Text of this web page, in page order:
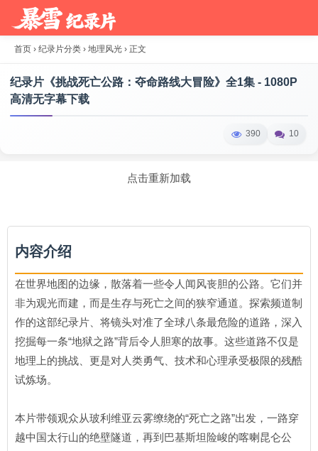
首页 › 纪录片分类 › 地理风光 › 正文
纪录片《挑战死亡公路：夺命路线大冒险》全1集 - 1080P
高清无字幕下载
390 10
点击重新加载
内容介绍
在世界地图的边缘，散落着一些令人闻风丧胆的公路。它们并
非为观光而建，而是生存与死亡之间的狭窄通道。探索频道制
作的这部纪录片、将镜头对准了全球八条最危险的道路，深入
挖掘每一条“地狱之路”背后令人胆寒的故事。这些道路不仅是
地理上的挑战、更是对人类勇气、技术和心理承受极限的残酷
试炼场。
本片带领观众从玻利维亚云雾缭绕的“死亡之路”出发，一路穿
越中国太行山的绝壁隧道，再到巴基斯坦险峻的喀喇昆仑公